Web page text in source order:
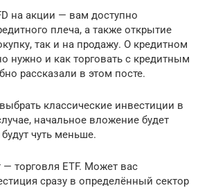
на акции — вам доступно
плеча, а также открытие
так и на продажу. О кредитном
нужно и как торговать с кредитным
рассказали в этом посте.
классические инвестиции в
начальное вложение будет
чуть меньше.
торговля ETF. Может вас
сразу в определённый сектор